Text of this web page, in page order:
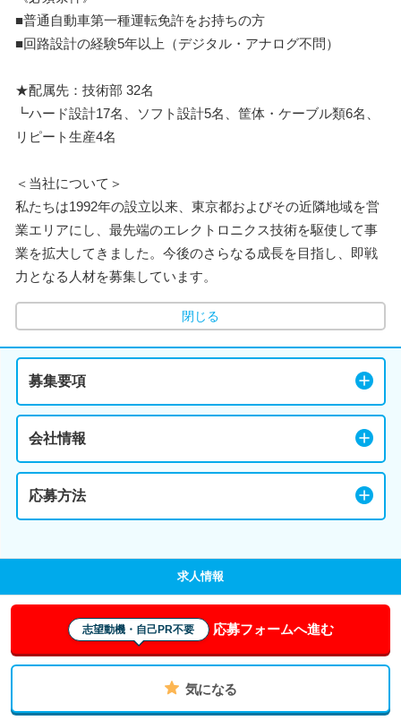
■普通自動車第一種運転免許をお持ちの方
■回路設計の経験5年以上（デジタル・アナログ不問）
★配属先：技術部 32名
┗ハード設計17名、ソフト設計5名、筐体・ケーブル類6名、
リピート生産4名
＜当社について＞
私たちは1992年の設立以来、東京都およびその近隣地域を営
業エリアにし、最先端のエレクトロニクス技術を駆使して事
業を拡大してきました。今後のさらなる成長を目指し、即戦
力となる人材を募集しています。
閉じる
募集要項
会社情報
応募方法
求人情報
志望動機・自己PR不要 応募フォームへ進む
気になる